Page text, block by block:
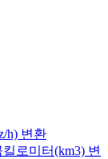
h) 변환
로미터(km3) 변